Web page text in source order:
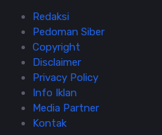
Redaksi
Pedoman Siber
Copyright
Disclaimer
Privacy Policy
Info Iklan
Media Partner
Kontak